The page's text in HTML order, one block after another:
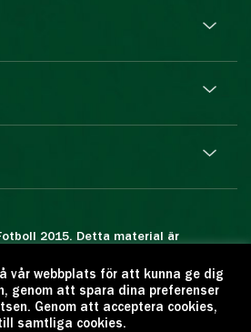
2015. Detta material är
kopiering är förbjuden.
gärna men ange källan:
Ansvarig utgivare:
vår webbplats för att kunna ge dig
genom att spara dina preferenser
Genom att acceptera cookies,
samtliga cookies.